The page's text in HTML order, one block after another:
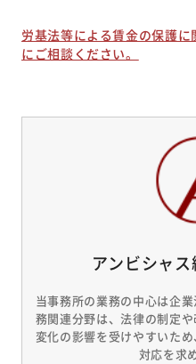
労基法等による賃金の保護
にご相談ください。
アンビシャ
当事務所の業務の中心は企
務関連分野は、法律の制定
変化の影響を受けやすいた
対応を求